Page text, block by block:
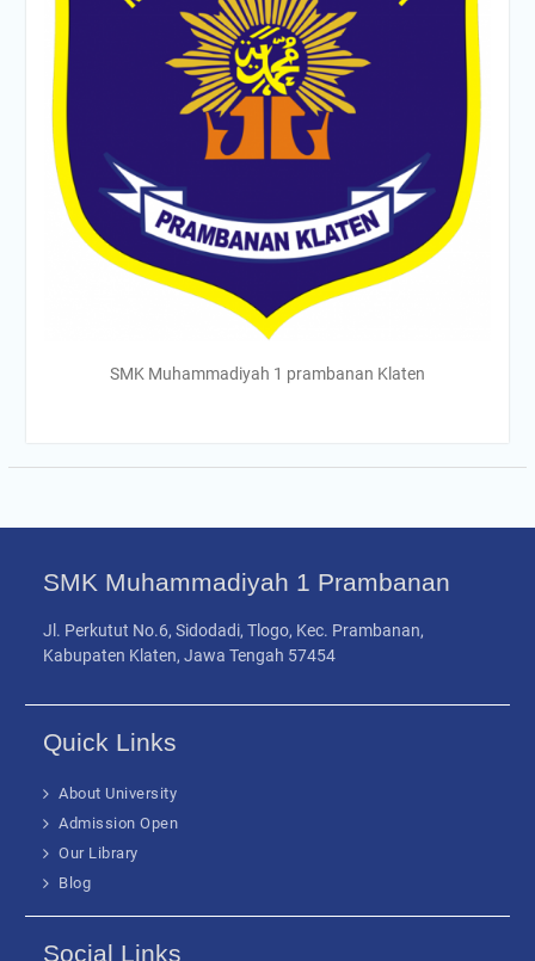
SMK Muhammadiyah 1 prambanan Klaten
SMK Muhammadiyah 1 Prambanan
Jl. Perkutut No.6, Sidodadi, Tlogo, Kec. Prambanan,
Kabupaten Klaten, Jawa Tengah 57454
Quick Links
About University
Admission Open
Our Library
Blog
Social Links